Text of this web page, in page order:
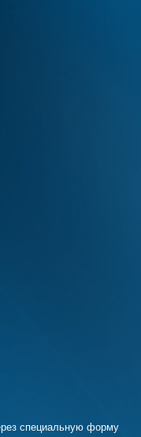
специальную форму